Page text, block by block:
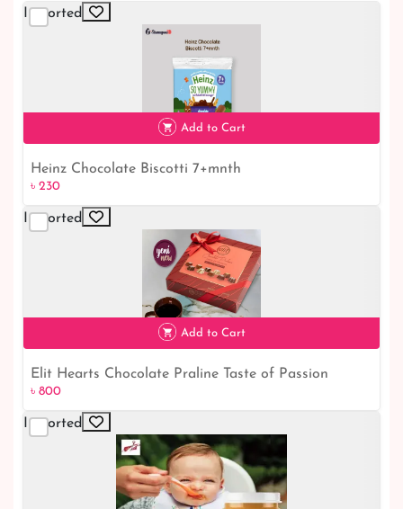
Imported
৳ 230
Add to Cart
Heinz Chocolate Biscotti 7+mnth
৳ 230
Imported
৳ 800
Add to Cart
Elit Hearts Chocolate Praline Taste of Passion
৳ 800
Imported